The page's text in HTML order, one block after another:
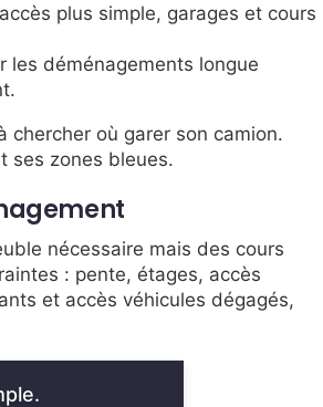
plus simple, garages et cours
les déménagements longue
chercher où garer son camion.
ses zones bleues.
nécessaire mais des cours
: pente, étages, accès
et accès véhicules dégagés,